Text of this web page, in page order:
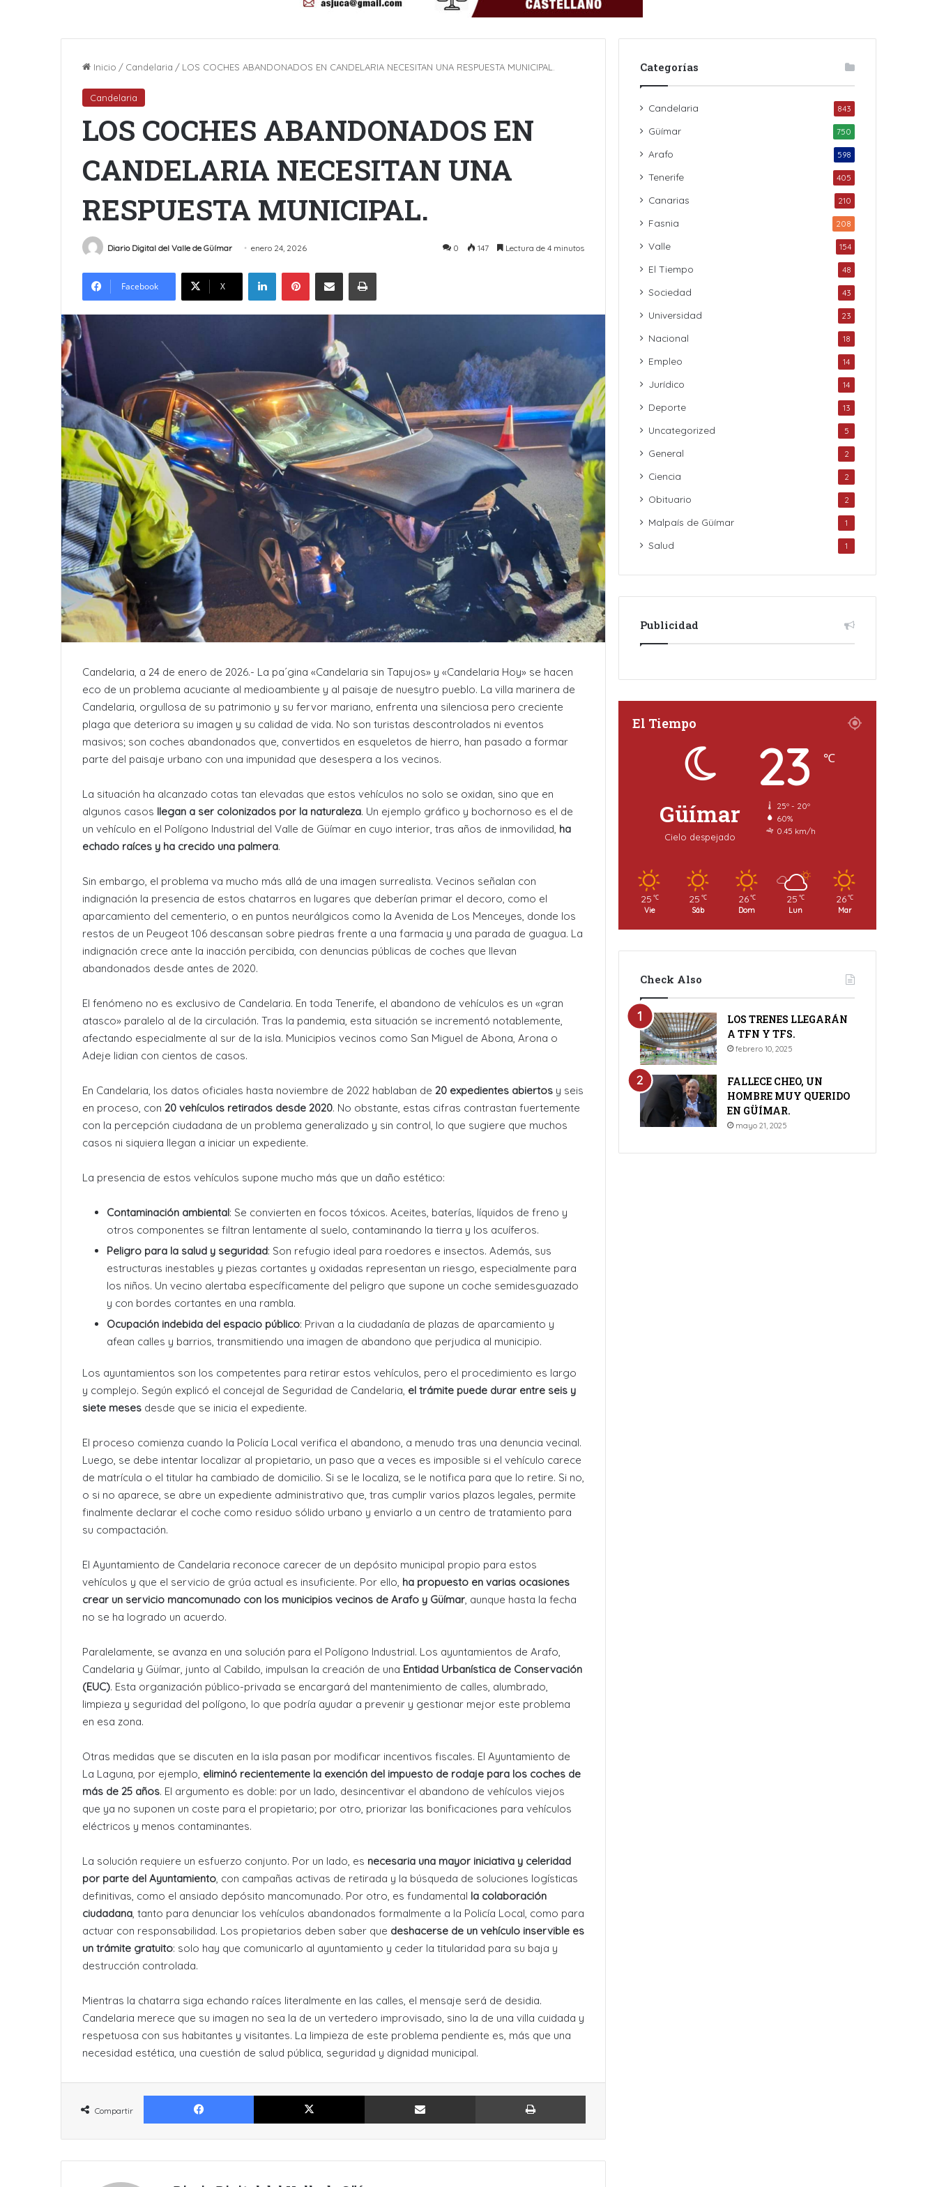
Inicio / Candelaria / LOS COCHES ABANDONADOS EN CANDELARIA NECESITAN UNA RESPUESTA MUNICIPAL.
Candelaria
LOS COCHES ABANDONADOS EN
CANDELARIA NECESITAN UNA
RESPUESTA MUNICIPAL.
Diario Digital del Valle de Güímar enero 24, 2026 0 147 Lectura de 4 minutos
Facebook X
LinkedInPinterestCompartir por Email Imprimir
Candelaria, a 24 de enero de 2026.- La pa´gina «Candelaria sin Tapujos» y «Candelaria Hoy» se hacen
eco de un problema acuciante al medioambiente y al paisaje de nuesytro pueblo. La villa marinera de
Candelaria, orgullosa de su patrimonio y su fervor mariano, enfrenta una silenciosa pero creciente
plaga que deteriora su imagen y su calidad de vida. No son turistas descontrolados ni eventos
masivos; son coches abandonados que, convertidos en esqueletos de hierro, han pasado a formar
parte del paisaje urbano con una impunidad que desespera a los vecinos.
La situación ha alcanzado cotas tan elevadas que estos vehículos no solo se oxidan, sino que en
algunos casos llegan a ser colonizados por la naturaleza. Un ejemplo gráfico y bochornoso es el de
un vehículo en el Polígono Industrial del Valle de Güímar en cuyo interior, tras años de inmovilidad, ha
echado raíces y ha crecido una palmera.
Sin embargo, el problema va mucho más allá de una imagen surrealista. Vecinos señalan con
indignación la presencia de estos chatarros en lugares que deberían primar el decoro, como el
aparcamiento del cementerio, o en puntos neurálgicos como la Avenida de Los Menceyes, donde los
restos de un Peugeot 106 descansan sobre piedras frente a una farmacia y una parada de guagua. La
indignación crece ante la inacción percibida, con denuncias públicas de coches que llevan
abandonados desde antes de 2020.
El fenómeno no es exclusivo de Candelaria. En toda Tenerife, el abandono de vehículos es un «gran
atasco» paralelo al de la circulación. Tras la pandemia, esta situación se incrementó notablemente,
afectando especialmente al sur de la isla. Municipios vecinos como San Miguel de Abona, Arona o
Adeje lidian con cientos de casos.
En Candelaria, los datos oficiales hasta noviembre de 2022 hablaban de 20 expedientes abiertos y seis
en proceso, con 20 vehículos retirados desde 2020. No obstante, estas cifras contrastan fuertemente
con la percepción ciudadana de un problema generalizado y sin control, lo que sugiere que muchos
casos ni siquiera llegan a iniciar un expediente.
La presencia de estos vehículos supone mucho más que un daño estético:
Contaminación ambiental: Se convierten en focos tóxicos. Aceites, baterías, líquidos de freno y
otros componentes se filtran lentamente al suelo, contaminando la tierra y los acuíferos.
Peligro para la salud y seguridad: Son refugio ideal para roedores e insectos. Además, sus
estructuras inestables y piezas cortantes y oxidadas representan un riesgo, especialmente para
los niños. Un vecino alertaba específicamente del peligro que supone un coche semidesguazado
y con bordes cortantes en una rambla.
Ocupación indebida del espacio público: Privan a la ciudadanía de plazas de aparcamiento y
afean calles y barrios, transmitiendo una imagen de abandono que perjudica al municipio.
Los ayuntamientos son los competentes para retirar estos vehículos, pero el procedimiento es largo
y complejo. Según explicó el concejal de Seguridad de Candelaria, el trámite puede durar entre seis y
siete meses desde que se inicia el expediente.
El proceso comienza cuando la Policía Local verifica el abandono, a menudo tras una denuncia vecinal.
Luego, se debe intentar localizar al propietario, un paso que a veces es imposible si el vehículo carece
de matrícula o el titular ha cambiado de domicilio. Si se le localiza, se le notifica para que lo retire. Si no,
o si no aparece, se abre un expediente administrativo que, tras cumplir varios plazos legales, permite
finalmente declarar el coche como residuo sólido urbano y enviarlo a un centro de tratamiento para
su compactación.
El Ayuntamiento de Candelaria reconoce carecer de un depósito municipal propio para estos
vehículos y que el servicio de grúa actual es insuficiente. Por ello, ha propuesto en varias ocasiones
crear un servicio mancomunado con los municipios vecinos de Arafo y Güímar, aunque hasta la fecha
no se ha logrado un acuerdo.
Paralelamente, se avanza en una solución para el Polígono Industrial. Los ayuntamientos de Arafo,
Candelaria y Güímar, junto al Cabildo, impulsan la creación de una Entidad Urbanística de Conservación
(EUC). Esta organización público-privada se encargará del mantenimiento de calles, alumbrado,
limpieza y seguridad del polígono, lo que podría ayudar a prevenir y gestionar mejor este problema
en esa zona.
Otras medidas que se discuten en la isla pasan por modificar incentivos fiscales. El Ayuntamiento de
La Laguna, por ejemplo, eliminó recientemente la exención del impuesto de rodaje para los coches de
más de 25 años. El argumento es doble: por un lado, desincentivar el abandono de vehículos viejos
que ya no suponen un coste para el propietario; por otro, priorizar las bonificaciones para vehículos
eléctricos y menos contaminantes.
La solución requiere un esfuerzo conjunto. Por un lado, es necesaria una mayor iniciativa y celeridad
por parte del Ayuntamiento, con campañas activas de retirada y la búsqueda de soluciones logísticas
definitivas, como el ansiado depósito mancomunado. Por otro, es fundamental la colaboración
ciudadana, tanto para denunciar los vehículos abandonados formalmente a la Policía Local, como para
actuar con responsabilidad. Los propietarios deben saber que deshacerse de un vehículo inservible es
un trámite gratuito: solo hay que comunicarlo al ayuntamiento y ceder la titularidad para su baja y
destrucción controlada.
Mientras la chatarra siga echando raíces literalmente en las calles, el mensaje será de desidia.
Candelaria merece que su imagen no sea la de un vertedero improvisado, sino la de una villa cuidada y
respetuosa con sus habitantes y visitantes. La limpieza de este problema pendiente es, más que una
necesidad estética, una cuestión de salud pública, seguridad y dignidad municipal.
Compartir
Facebook X Compartir por Email Imprimir
Categorías
Candelaria 843
Güímar 750
Arafo 598
Tenerife 405
Canarias 210
Fasnia 208
Valle 154
El Tiempo 48
Sociedad 43
Universidad 23
Nacional 18
Empleo 14
Jurídico 14
Deporte 13
Uncategorized 5
General 2
Ciencia 2
Obituario 2
Malpaís de Güímar 1
Salud 1
Publicidad
El Tiempo
Güímar
Cielo despejado
23 ℃
25º - 20º
60%
0.45 km/h
25 ℃
Vie
25 ℃
Sáb
26 ℃
Dom
25 ℃
Lun
26 ℃
Mar
Check Also
LOS TRENES LLEGARÁN
A TFN Y TFS.
febrero 10, 2025
FALLECE CHEO, UN
HOMBRE MUY QUERIDO
EN GÜÍMAR.
mayo 21, 2025